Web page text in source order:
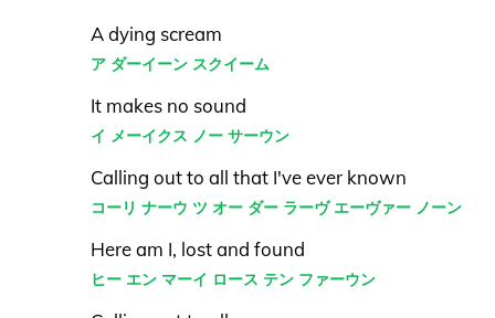
A dying scream
ア ダーイーン スクイーム
It makes no sound
イ メーイクス ノー サーウン
Calling out to all that I've ever known
コーリ ナーウ ツ オー ダー ラーヴ エーヴァー ノーン
Here am I, lost and found
ヒー エン マーイ ロース テン ファーウン